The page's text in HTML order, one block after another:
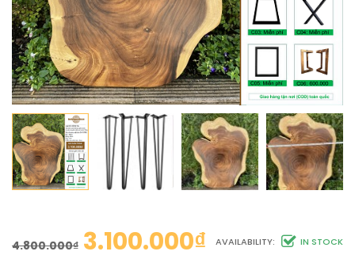
4.800.000₫ 3.100.000₫ AVAILABILITY: IN STOCK